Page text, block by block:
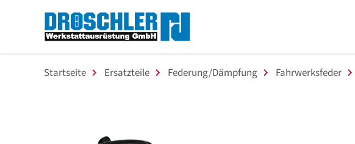
Startseite Ersatzteile Federung/Dämpfung Fahrwerksfeder